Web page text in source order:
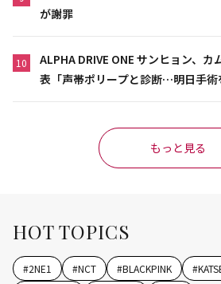
が謝罪
10
ALPHA DRIVE ONE サンヒョン、
表「声帯ポリープと診断…明日手術
もっと見る
HOT TOPICS
#2NE1 #NCT #BLACKPINK #